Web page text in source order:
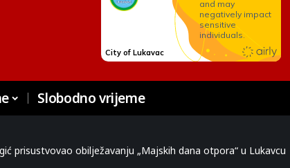
Slobodno vrijeme
prisustvovao obilježavanju „Majskih dana otpora“ u Lukavcu